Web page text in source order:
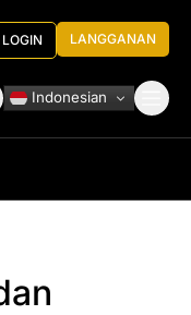
LOGIN LANGGANAN
Indonesian